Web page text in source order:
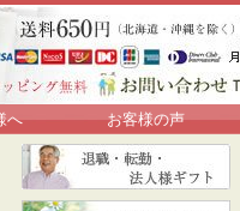
へ お客様の声